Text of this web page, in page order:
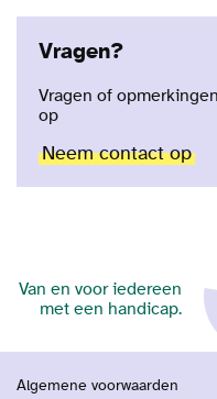
Vragen?
Vragen of
op
Neem contact op
Van en voor iedereen
met een handicap.
Algemene voorwaarden